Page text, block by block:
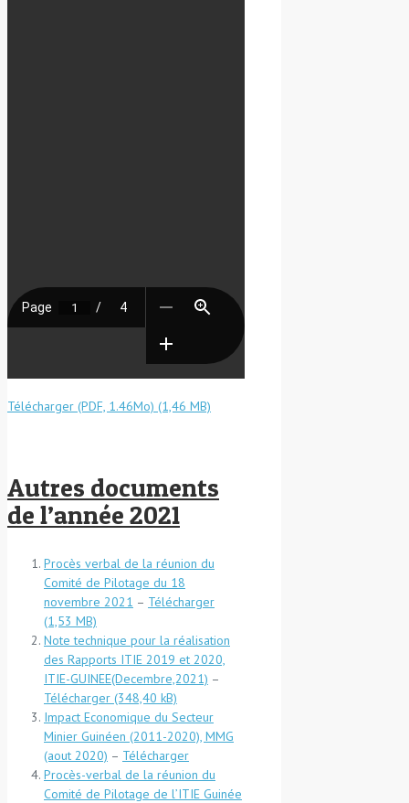
Télécharger (PDF, 1.46Mo)
Autres documents
de l’année 2021
Procès verbal de la réunion du
Comité de Pilotage du 18
novembre 2021 – Télécharger
Note technique pour la réalisation
des Rapports ITIE 2019 et 2020,
ITIE-GUINEE(Decembre,2021) –
Télécharger
Impact Economique du Secteur
Minier Guinéen (2011-2020), MMG
(aout 2020) – Télécharger
Procès-verbal de la réunion du
Comité de Pilotage de l’ITIE Guinée